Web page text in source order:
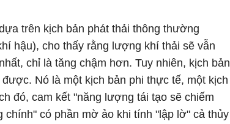
trên kịch bản phát thải thông thường
hậu), cho thấy rằng lượng khí thải sẽ vẫn
chỉ là tăng chậm hơn. Tuy nhiên, kịch bản
Nó là một kịch bản phi thực tế, một kịch
đó, cam kết "năng lượng tái tạo sẽ chiếm
có phần mờ ảo khi tính "lập lờ" cả thủy